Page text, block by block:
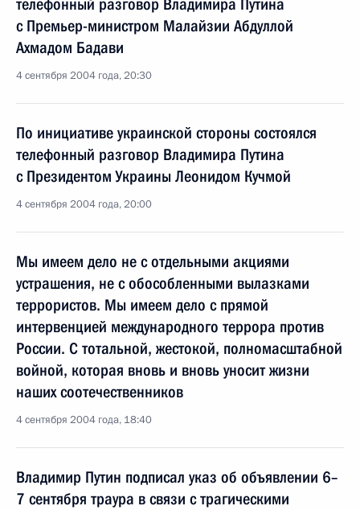
телефонный разговор Владимира Путина
с Премьер-министром Малайзии Абдуллой
Ахмадом Бадави
4 сентября 2004 года, 20:30
По инициативе украинской стороны состоялся
телефонный разговор Владимира Путина
с Президентом Украины Леонидом Кучмой
4 сентября 2004 года, 20:00
Мы имеем дело не с отдельными акциями
устрашения, не с обособленными вылазками
террористов. Мы имеем дело с прямой
интервенцией международного террора против
России. С тотальной, жестокой, полномасштабной
войной, которая вновь и вновь уносит жизни
наших соотечественников
4 сентября 2004 года, 18:40
Владимир Путин подписал указ об объявлении 6–
7 сентября траура в связи с трагическими